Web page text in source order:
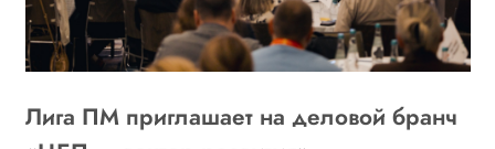
Лига ПМ приглашает на деловой бранч